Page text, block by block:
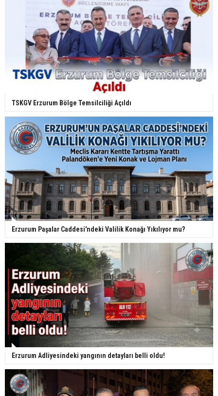
TSKGV Erzurum Bölge Temsilciliği Açıldı
Erzurum Paşalar Caddesi'ndeki Valilik Konağı Yıkılıyor mu?
Erzurum Adliyesindeki yangının detayları belli oldu!